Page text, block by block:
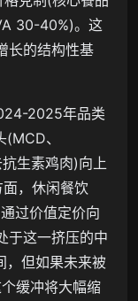
30-40%)。这
长的结构性基
2025年品类
、
生素鸡肉)向上
，休闲餐饮
过价值定价向
于这一挤压的中
但如果未来被
缓冲将大幅缩